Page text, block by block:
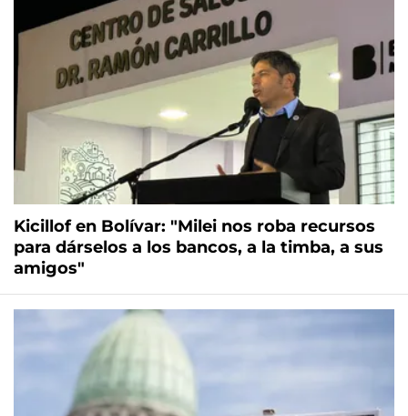
Kicillof en Bolívar: "Milei nos roba recursos
para dárselos a los bancos, a la timba, a sus
amigos"